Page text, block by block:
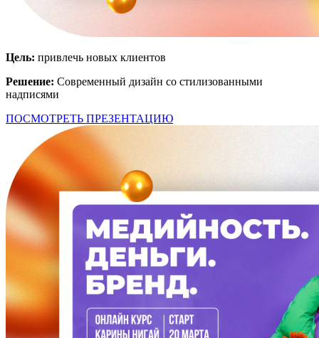
Цель: привлечь новых клиентов
Решение: Современный дизайн со стилизованными
надписями
ПОСМОТРЕТЬ ПРЕЗЕНТАЦИЮ